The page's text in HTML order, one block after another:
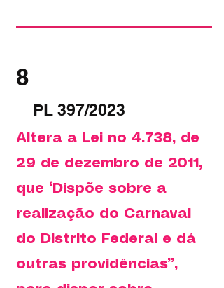
8
PL 397/2023
Altera a Lei no 4.738, de
29 de dezembro de 2011,
que “Dispõe sobre a
realização do Carnaval
do Distrito Federal e dá
outras providências”,